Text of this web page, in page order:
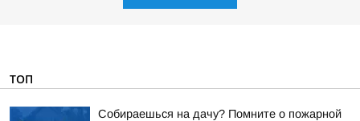
ТОП
Собираешься на дачу? Помните о пожарной